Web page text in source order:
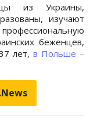
из Украины,
изучают
беженцев,
лет, в Польше –